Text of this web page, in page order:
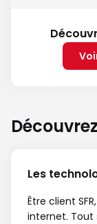
Les
Être client
internet. Tout